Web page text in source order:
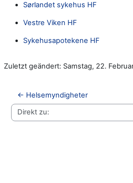
Sørlandet sykehus HF
Vestre Viken HF
Sykehusapotekene HF
Zuletzt geändert: Samstag, 22.
← Helsemyndigheter
Direkt zu: